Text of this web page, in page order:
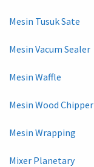
Mesin Tusuk Sate
Mesin Vacum Sealer
Mesin Waffle
Mesin Wood Chipper
Mesin Wrapping
Mixer Planetary